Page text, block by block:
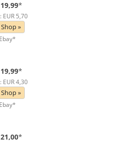
*
EUR 5,70
»
*
EUR 4,30
»
*